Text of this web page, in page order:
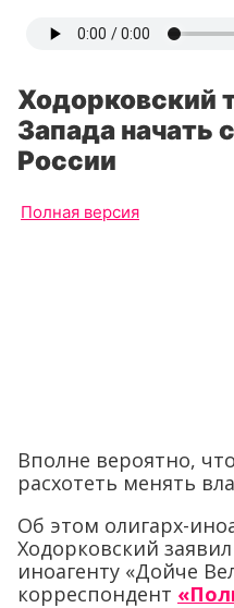
Ходорковский
Запада начать
России
Полная версия
Вполне вероятно,
расхотеть менять
Об этом олигарх-
Ходорковский
иноагенту «Дойче
корреспондент